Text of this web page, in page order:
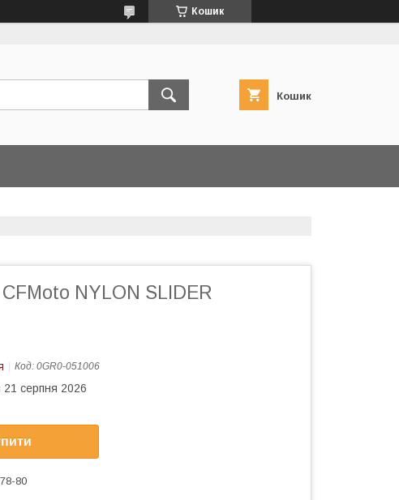
Кошик
Кошик
NYLON SLIDER
Код: 0GR0-051006
21 серпня 2026
80